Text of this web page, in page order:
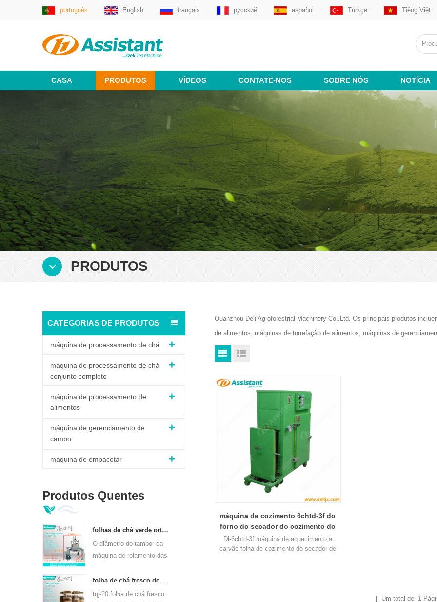
português English français русский español Türkçe Tiếng Việt
CASA PRODUTOS VÍDEOS CONTATE-NOS SOBRE NÓS NOTÍCIA
PRODUTOS
CATEGORIAS DE PRODUTOS
máquina de processamento de chá
máquina de processamento de chá
conjunto completo
máquina de processamento de
alimentos
máquina de gerenciamento de
campo
máquina de empacotar
Produtos Quentes
folhas de chá verde ortodoxo máquina de rolamento 6crt-55
O diâmetro do tambor da
máquina de rolamento das
55 é 550mm, altura
400mm, produtividade é
folha de chá fresco de bambu wither rack tqj-20
tqj-20 folha de chá fresco
Quanzhou Deli Agroforestrial Machinery Co.,Ltd. Os principais produtos
de alimentos, máquinas de torrefação de alimentos, máquinas de
máquina de cozimento 6chtd-3f do
forno do secador do cozimento do
chá do aquecimento do carvão
vegetal
Dl-6chtd-3f máquina de aquecimento a
carvão folha de cozimento do secador de
[ Um total de 1